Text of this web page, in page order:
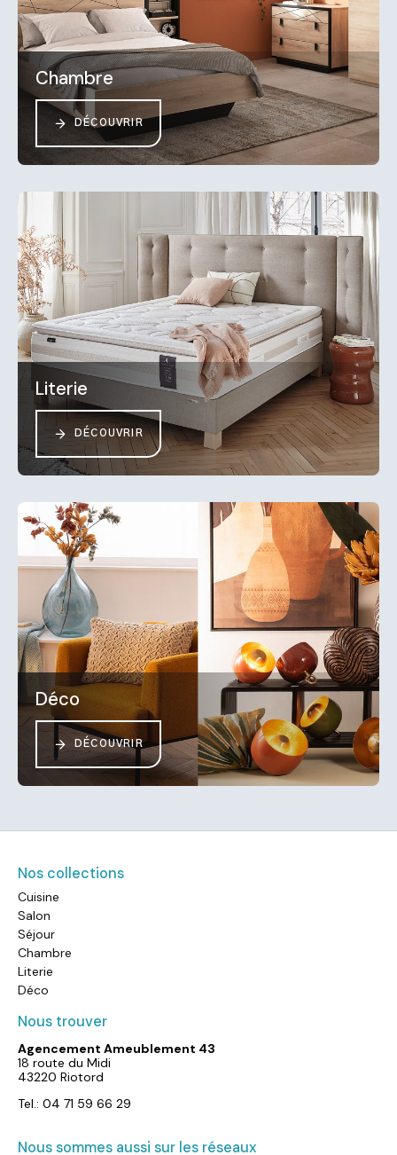
Chambre
DÉCOUVRIR
Literie
DÉCOUVRIR
Déco
DÉCOUVRIR
Nos collections
Cuisine
Salon
Séjour
Chambre
Literie
Déco
Nous trouver
Agencement Ameublement 43
18 route du Midi
43220 Riotord
Tel.: 04 71 59 66 29
Nous sommes aussi sur les réseaux